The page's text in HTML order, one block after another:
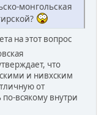
монгольская
на этот вопрос
что
и нивхским
от
всякому внутри